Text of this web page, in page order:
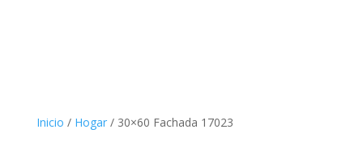
Inicio / Hogar/ 30×60 Fachada 17023